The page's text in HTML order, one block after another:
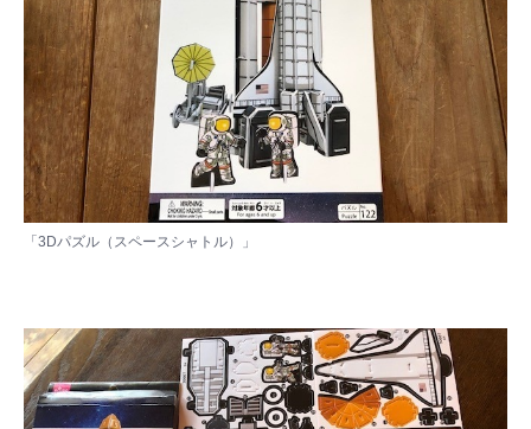
「3Dパズル（スペースシャトル）」